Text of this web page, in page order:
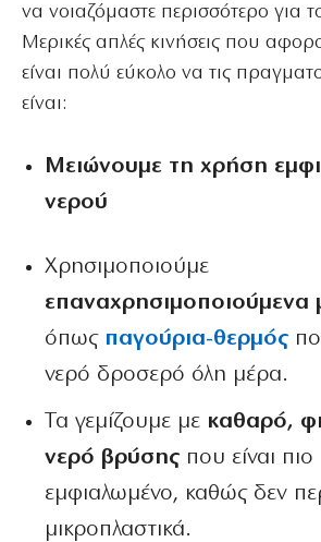
να νοιαζόμαστε περισσότερο για
Μερικές απλές κινήσεις που
είναι πολύ εύκολο να τις
είναι:
Μειώνουμε τη χρήση
νερού
Χρησιμοποιούμε
επαναχρησιμοποιούμενα
όπως παγούρια-θερμός
νερό δροσερό όλη μέρα.
Τα γεμίζουμε με καθαρό,
νερό βρύσηςπου είναι πιο
εμφιαλωμένο, καθώς δεν
μικροπλαστικά.